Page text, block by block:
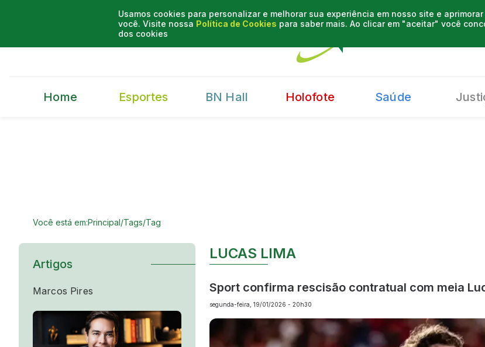
Usamos cookies para personalizar e melhorar sua experiência em nosso site e
você. Visite nossa Política de Cookies para saber mais. Ao clicar em "aceitar" você
dos cookies
Home Esportes BN Hall Holofote Saúde
Você está em:Principal/Tags/Tag
Artigos
Marcos Pires
LUCAS LIMA
Sport confirma rescisão contratual com meia
segunda-feira, 19/01/2026 - 20h30